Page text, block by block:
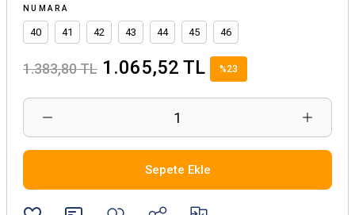
NUMARA
40 41 42 43 44 45 46
1.383,80 TL 1.065,52 TL %23
Sepete Ekle